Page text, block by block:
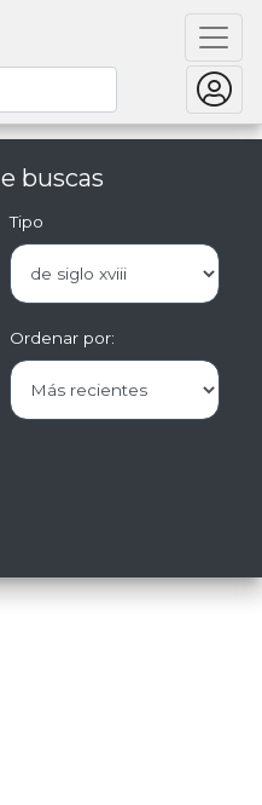
buscas
Tipo
Ordenar por: